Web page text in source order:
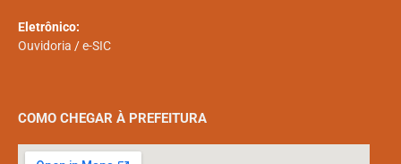
Eletrônico:
Ouvidoria /e-SIC
COMO CHEGAR À PREFEITURA